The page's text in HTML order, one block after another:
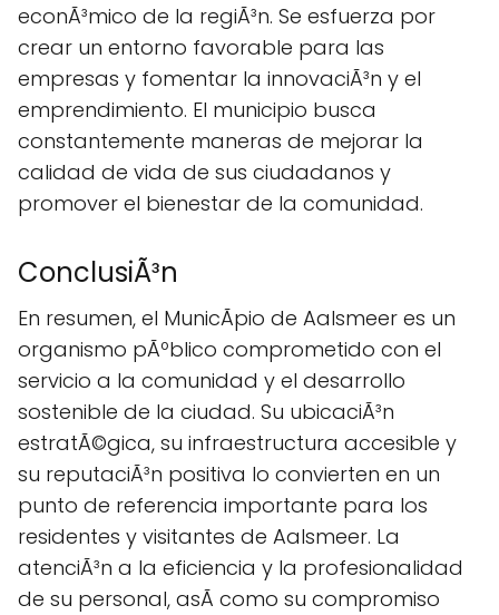
econÃ³mico de la regiÃ³n. Se esfuerza por
crear un entorno favorable para las
empresas y fomentar la innovaciÃ³n y el
emprendimiento. El municipio busca
constantemente maneras de mejorar la
calidad de vida de sus ciudadanos y
promover el bienestar de la comunidad.
ConclusiÃ³n
En resumen, el MunicÃ­pio de Aalsmeer es un
organismo pÃºblico comprometido con el
servicio a la comunidad y el desarrollo
sostenible de la ciudad. Su ubicaciÃ³n
estratÃ©gica, su infraestructura accesible y
su reputaciÃ³n positiva lo convierten en un
punto de referencia importante para los
residentes y visitantes de Aalsmeer. La
atenciÃ³n a la eficiencia y la profesionalidad
de su personal, asÃ­ como su compromiso